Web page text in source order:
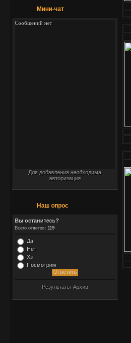
Мини-чат
Для добавления необходима
авторизация
Наш опрос
Вы останитесь?
Всего ответов: 119
Да
Нет
Хз
Посмотрим
Результаты Архив